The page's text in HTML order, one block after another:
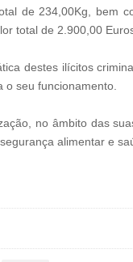
de 234,00Kg, bem
total de 2.900,00
destes ilícitos
seu funcionamento.
no âmbito das
alimentar e